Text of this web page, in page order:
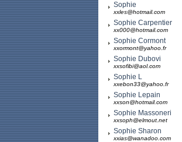
Sophie
xxles@hotmail.com
Sophie Carpentier
xx000@hotmail.com
Sophie Cormont
xxormont@yahoo.fr
Sophie Dubovi
xxsofibi@aol.com
Sophie L
xxebon33@yahoo.fr
Sophie Lepain
xxson@hotmail.com
Sophie Massoneri
xxsoph@elmout.net
Sophie Sharon
xxias@wanadoo.com